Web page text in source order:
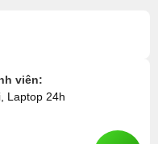
viên:
Laptop 24h